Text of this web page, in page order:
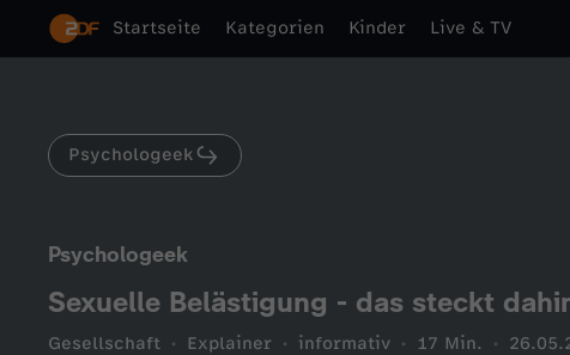
Startseite Kategorien Kinder Live & TV
Psychologeek
Psychologeek
Sexuelle Belästigung - das steckt
Gesellschaft Explainer informativ 17 Min.